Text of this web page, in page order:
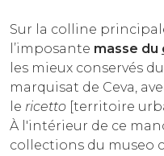
Sur la colline
l’imposante masse du
les mieux conservés
marquisat de Ceva,
le ricetto [territoire
À l'intérieur de ce
collections du museo